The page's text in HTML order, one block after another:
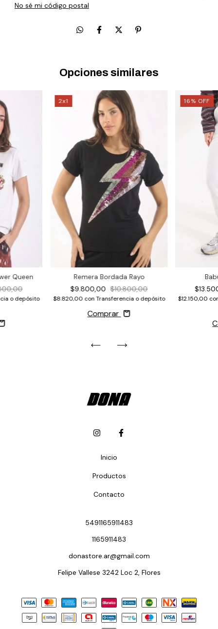
No sé mi código postal
Opciones similares
Queen
o depósito
2x1
Remera Bordada Rayo
$9.800,00 $10.800,00
$8.820,00 conTransferencia o depósito
Comprar
16% OFF
$12.150,00
Inicio
Productos
Contacto
5491165911483
1165911483
donastore.ar@gmail.com
Felipe Vallese 3242 Loc 2, Flores